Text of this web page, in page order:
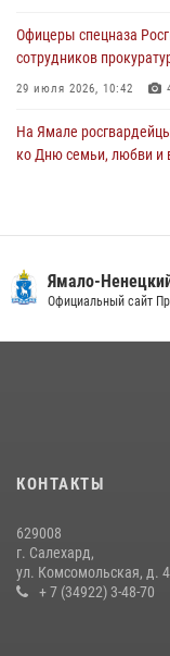
Офицеры спецназа
сотрудников
29 июля 2026, 10:42
На Ямале
ко Дню семьи, любви и
«Каникулы с
14 июля 2026, 06:53
Ямало-
Официальный сайт
КОНТАКТЫ
629008
г. Салехард,
ул. Комсомольская, д. 4
+ 7 (34922) 3-48-70